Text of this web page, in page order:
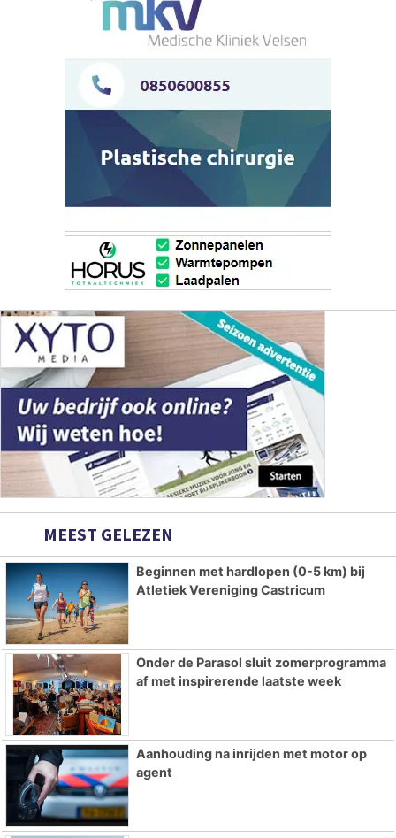
MEEST GELEZEN
Beginnen met hardlopen (0-5 km) bij
Atletiek Vereniging Castricum
Onder de Parasol sluit zomerprogramma
af met inspirerende laatste week
Aanhouding na inrijden met motor op
agent